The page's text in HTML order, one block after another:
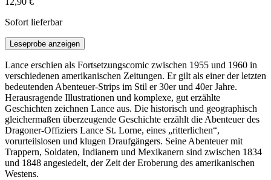
Sofort lieferbar
Leseprobe anzeigen
Lance erschien als Fortsetzungscomic zwischen 1955 und 1960 in
verschiedenen amerikanischen Zeitungen. Er gilt als einer der letzten
bedeutenden Abenteuer-Strips im Stil er 30er und 40er Jahre.
Herausragende Illustrationen und komplexe, gut erzählte
Geschichten zeichnen Lance aus. Die historisch und geographisch
gleichermaßen überzeugende Geschichte erzählt die Abenteuer des
Dragoner-Offiziers Lance St. Lorne, eines „ritterlichen“,
vorurteilslosen und klugen Draufgängers. Seine Abenteuer mit
Trappern, Soldaten, Indianern und Mexikanern sind zwischen 1834
und 1848 angesiedelt, der Zeit der Eroberung des amerikanischen
Westens.